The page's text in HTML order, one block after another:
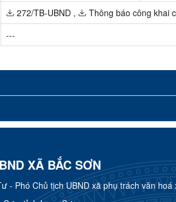
272/TB-UBND ,
Thông báo công khai
---
XÃ BẮC SƠN
- Phó Chủ tịch UBND xã phụ trách văn hoá